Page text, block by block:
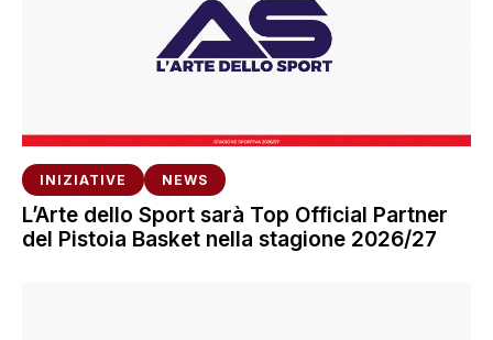
INIZIATIVE NEWS
L’Arte dello Sport sarà Top Official Partner
del Pistoia Basket nella stagione 2026/27